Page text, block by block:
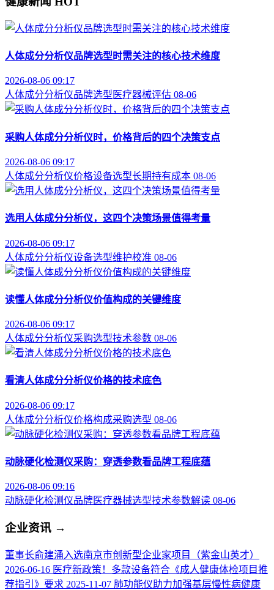
人体成分分析仪品牌选型时需关注的核心技术维度
2026-08-06 09:17
人体成分分析仪品牌选型 医疗器械评估 08-06
采购人体成分分析仪时，价格背后的四个决策支点
2026-08-06 09:17
人体成分分析仪价格设备选型长期持有成本 08-06
选用人体成分分析仪，这四个决策场景值得考量
2026-08-06 09:17
人体成分分析仪设备选型维护校准 08-06
读懂人体成分分析仪价值构成的关键维度
2026-08-06 09:17
人体成分分析仪采购选型技术参数 08-06
看清人体成分分析仪价格的技术底色
2026-08-06 09:17
人体成分分析仪价格构成采购选型 08-06
动脉硬化检测仪采购：穿透参数看品牌工程底蕴
2026-08-06 09:16
动脉硬化检测仪品牌医疗器械选型技术参数解读 08-06
企业资讯 →
董事长俞建涌入选南京市创新型企业家项目（紫金山英才）
2026-06-16 医疗新政策！多款设备符合《成人健康体检项目推
荐指引》要求 2025-11-07 肺功能仪助力加强基层慢性病健康